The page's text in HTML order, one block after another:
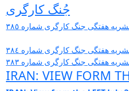
جُنگ کارگری
هفتگی جنگ کارگری شمارە ٣٨٥
هفتگی جنگ کارگری شمارە ٣٨٤
هفتگی جنگ کارگری شمارە ٣٨٣
IRAN: VIEW FORM